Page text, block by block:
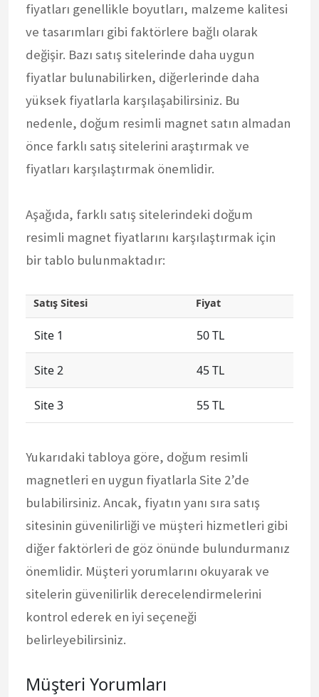
fiyatları genellikle boyutları, malzeme kalitesi
ve tasarımları gibi faktörlere bağlı olarak
değişir. Bazı satış sitelerinde daha uygun
fiyatlar bulunabilirken, diğerlerinde daha
yüksek fiyatlarla karşılaşabilirsiniz. Bu
nedenle, doğum resimli magnet satın almadan
önce farklı satış sitelerini araştırmak ve
fiyatları karşılaştırmak önemlidir.
Aşağıda, farklı satış sitelerindeki doğum
resimli magnet fiyatlarını karşılaştırmak için
bir tablo bulunmaktadır:
Satış Sitesi Fiyat
Site 1 50 TL
Site 2 45 TL
Site 3 55 TL
Yukarıdaki tabloya göre, doğum resimli
magnetleri en uygun fiyatlarla Site 2’de
bulabilirsiniz. Ancak, fiyatın yanı sıra satış
sitesinin güvenilirliği ve müşteri hizmetleri gibi
diğer faktörleri de göz önünde bulundurmanız
önemlidir. Müşteri yorumlarını okuyarak ve
sitelerin güvenilirlik derecelendirmelerini
kontrol ederek en iyi seçeneği
belirleyebilirsiniz.
Müşteri Yorumları